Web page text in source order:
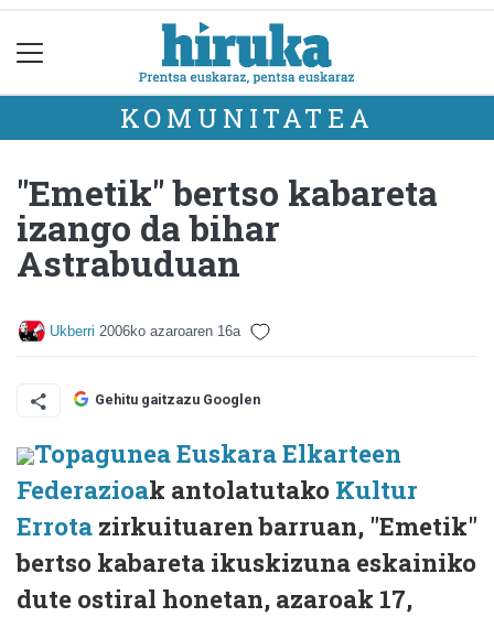
KOMUNITATEA
"Emetik" bertso kabareta
izango da bihar
Astrabuduan
Ukberri 2006ko azaroaren 16a
Gehitu gaitzazu Googlen
Topagunea Euskara Elkarteen
Federazioak antolatutako Kultur
Errota zirkuituaren barruan, "Emetik"
bertso kabareta ikuskizuna eskainiko
dute ostiral honetan, azaroak 17,